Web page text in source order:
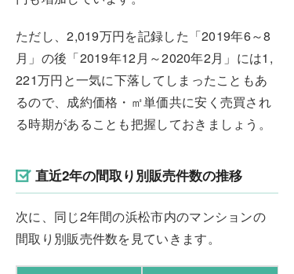
ただし、2,019万円を記録した「2019年6～8
月」の後「2019年12月～2020年2月」には1,
221万円と一気に下落してしまったこともあ
るので、成約価格・㎡単価共に安く売買され
る時期があることも把握しておきましょう。
直近2年の間取り別販売件数の推移
次に、同じ2年間の浜松市内のマンションの
間取り別販売件数を見ていきます。